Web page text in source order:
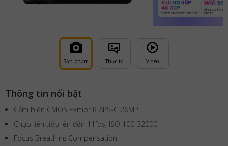
Sản phẩm Thực tế Video
Thông tin nổi bật
Cảm biến CMOS Exmor R APS-C 26MP
Chụp liên tiếp lên đến 11fps, ISO 100-32000
Focus Breathing Compensation